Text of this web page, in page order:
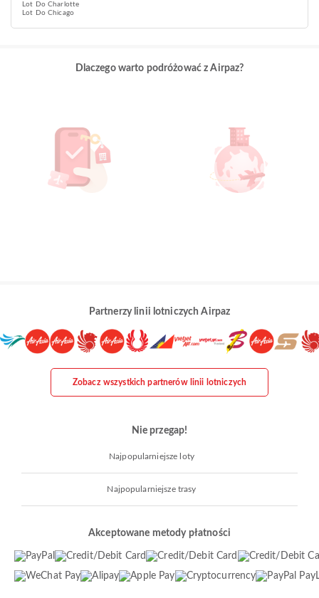
Lot Do Charlotte
Lot Do Chicago
Dlaczego warto podróżować z Airpaz?
Partnerzy linii lotniczych Airpaz
Zobacz wszystkich partnerów linii lotniczych
Nie przegap!
Najpopularniejsze loty
Najpopularniejsze trasy
Akceptowane metody płatności